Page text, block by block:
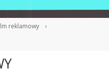
reklamowy
›